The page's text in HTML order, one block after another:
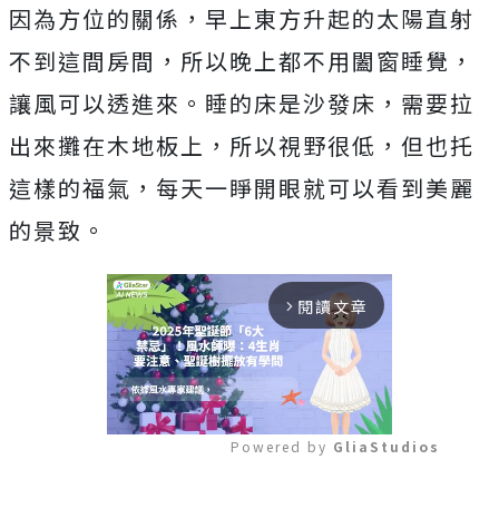
因為方位的關係，早上東方升起的太陽直射
不到這間房間，所以晚上都不用闔窗睡覺，
讓風可以透進來。睡的床是沙發床，需要拉
出來攤在木地板上，所以視野很低，但也托
這樣的福氣，每天一睜開眼就可以看到美麗
的景致。
arrow_forward_ios 閱讀文章
Powered by GliaStudios